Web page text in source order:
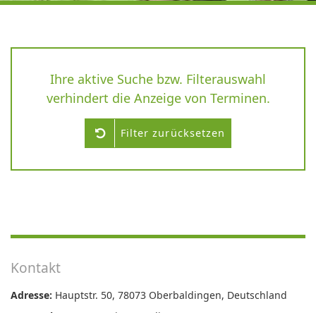
Ihre aktive Suche bzw. Filterauswahl
verhindert die Anzeige von Terminen.
Filter zurücksetzen
Kontakt
Adresse: Hauptstr. 50, 78073 Oberbaldingen, Deutschland